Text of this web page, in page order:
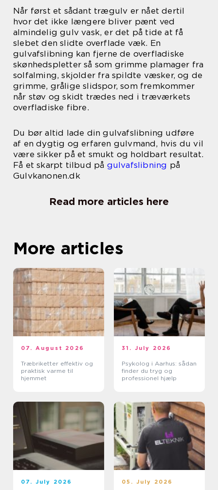
Når først et sådant trægulv er nået dertil
hvor det ikke længere bliver pænt ved
almindelig gulv vask, er det på tide at få
slebet den slidte overflade væk. En
gulvafslibning kan fjerne de overfladiske
skønhedspletter så som grimme plamager fra
solfalming, skjolder fra spildte væsker, og de
grimme, grålige slidspor, som fremkommer
når støv og skidt trædes ned i træværkets
overfladiske fibre.
Du bør altid lade din gulvafslibning udføre
af en dygtig og erfaren gulvmand, hvis du vil
være sikker på et smukt og holdbart resultat.
Få et skarpt tilbud på gulvafslibning på
Gulvkanonen.dk
Read more articles here
More articles
07. August 2026
Træbriketter effektiv og
praktisk varme til
hjemmet
31. July 2026
Psykolog i Aarhus: sådan
finder du tryg og
professionel hjælp
07. July 2026 05. July 2026